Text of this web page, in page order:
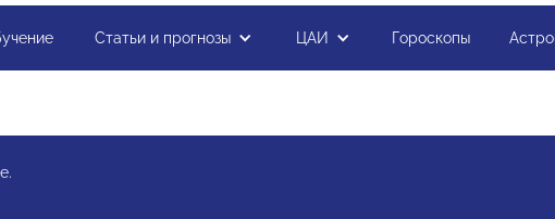
Статьи и прогнозы ЦАИ Гороскопы